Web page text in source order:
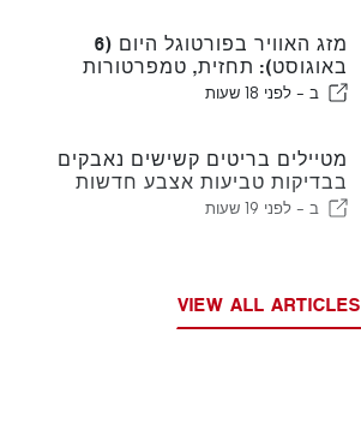
מזג האוויר בפורטוגל היום (6
באוגוסט): תחזית, טמפרטורות
ולמה לצפות
ב - לפני 18 שעות
מטיילים בריטים קשישים נאבקים
בבדיקות טביעות אצבע חדשות
של האיחוד האירופי
ב - לפני 19 שעות
VIEW ALL ARTICLES